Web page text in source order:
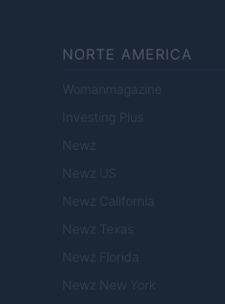
NORTE AMERICA
Womanmagazine
Investing Plus
Newz
Newz US
Newz California
Newz Texas
Newz Florida
Newz New York